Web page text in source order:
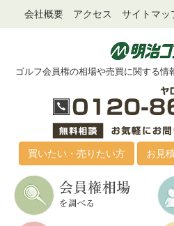
会社概要 アクセス サイトマッ
ゴルフ会員権の相場や売買に関する情
買いたい・売りたい方 お見